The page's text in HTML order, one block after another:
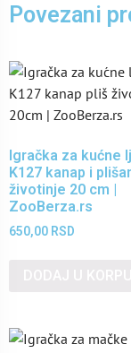
Povezani
Igračka za kućne
K127 kanap i
životinje 20 cm |
ZooBerza.rs
650,00 RSD